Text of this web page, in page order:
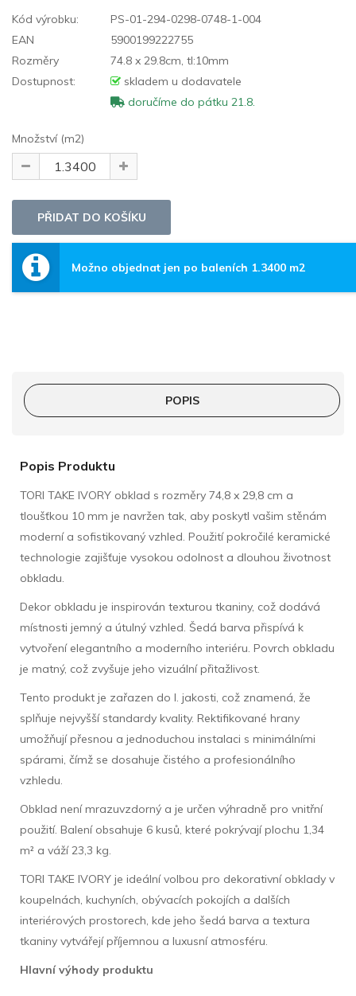
Kód výrobku:
PS-01-294-0298-0748-1-004
EAN
5900199222755
Rozměry
74.8 x 29.8cm, tl:10mm
Dostupnost:
skladem u dodavatele
doručíme do pátku 21.8.
Množství (m2)
Možno objednat jen po baleních 1.3400 m2
POPIS
Popis Produktu
TORI TAKE IVORY obklad s rozměry 74,8 x 29,8 cm a
tloušťkou 10 mm je navržen tak, aby poskytl vašim stěnám
moderní a sofistikovaný vzhled. Použití pokročilé keramické
technologie zajišťuje vysokou odolnost a dlouhou životnost
obkladu.
Dekor obkladu je inspirován texturou tkaniny, což dodává
místnosti jemný a útulný vzhled. Šedá barva přispívá k
vytvoření elegantního a moderního interiéru. Povrch obkladu
je matný, což zvyšuje jeho vizuální přitažlivost.
Tento produkt je zařazen do I. jakosti, což znamená, že
splňuje nejvyšší standardy kvality. Rektifikované hrany
umožňují přesnou a jednoduchou instalaci s minimálními
spárami, čímž se dosahuje čistého a profesionálního
vzhledu.
Obklad není mrazuvzdorný a je určen výhradně pro vnitřní
použití. Balení obsahuje 6 kusů, které pokrývají plochu 1,34
m² a váží 23,3 kg.
TORI TAKE IVORY je ideální volbou pro dekorativní obklady v
koupelnách, kuchyních, obývacích pokojích a dalších
interiérových prostorech, kde jeho šedá barva a textura
tkaniny vytvářejí příjemnou a luxusní atmosféru.
Hlavní výhody produktu